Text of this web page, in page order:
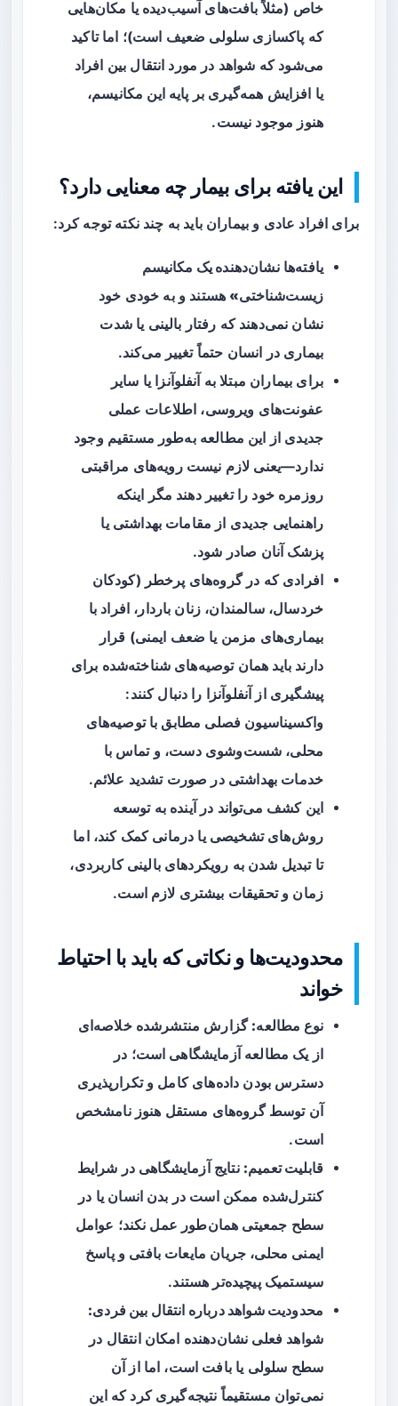
خاص (مثلاً بافت‌های آسیب‌دیده یا مکان‌هایی
که پاکسازی سلولی ضعیف است)؛ اما تاکید
می‌شود که شواهد در مورد انتقال بین افراد
یا افزایش همه‌گیری بر پایه این مکانیسم،
هنوز موجود نیست.
این یافته برای بیمار چه معنایی دارد؟
برای افراد عادی و بیماران باید به چند نکته توجه کرد:
یافته‌هانشان‌دهنده یک مکانیسم
زیست‌شناختی» هستند و به خودی خود
نشان نمی‌دهند که رفتار بالینی یا شدت
بیماری در انسان حتماً تغییر می‌کند.
برای بیماران مبتلا به آنفلوآنزا یا سایر
عفونت‌های ویروسی، اطلاعات عملی
جدیدی از این مطالعه به‌طور مستقیم وجود
ندارد—یعنی لازم نیست رویه‌های مراقبتی
روزمره خود را تغییر دهند مگر اینکه
راهنمایی جدیدی از مقامات بهداشتی یا
پزشک آنان صادر شود.
افرادی که در گروه‌های پرخطر (کودکان
خردسال، سالمندان، زنان باردار، افراد با
بیماری‌های مزمن یا ضعف ایمنی) قرار
دارند باید همان توصیه‌های شناخته‌شده برای
پیشگیری از آنفلوآنزا را دنبال کنند:
واکسیناسیون فصلی مطابق با توصیه‌های
محلی، شست‌وشوی دست، و تماس با
خدمات بهداشتی در صورت تشدید علائم.
این کشف می‌تواند در آینده به توسعه
روش‌های تشخیصی یا درمانی کمک کند، اما
تا تبدیل شدن به رویکردهای بالینی کاربردی،
زمان و تحقیقات بیشتری لازم است.
محدودیت‌ها و نکاتی که باید با احتیاط
خواند
نوع مطالعه: گزارش منتشرشده خلاصه‌ای
از یک مطالعه آزمایشگاهی است؛ در
دسترس بودن داده‌های کامل و تکرارپذیری
آن توسط گروه‌های مستقل هنوز نامشخص
است.
قابلیت تعمیم: نتایج آزمایشگاهی در شرایط
کنترل‌شده ممکن است در بدن انسان یا در
سطح جمعیتی همان‌طور عمل نکند؛ عوامل
ایمنی محلی، جریان مایعات بافتی و پاسخ
سیستمیک پیچیده‌تر هستند.
محدودیت شواهد درباره انتقال بین فردی:
شواهد فعلی نشان‌دهنده امکان انتقال در
سطح سلولی یا بافت است، اما از آن
نمی‌توان مستقیماً نتیجه‌گیری کرد که این